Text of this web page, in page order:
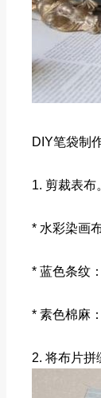
DIY笔袋制
1. 剪裁表布
* 水彩染画
* 蓝色条纹
* 素色棉麻
2. 将布片拼